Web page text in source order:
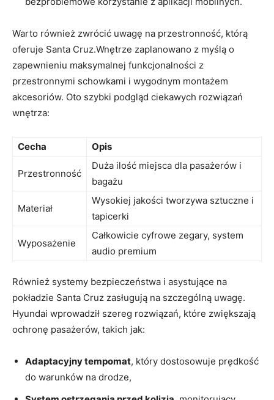
Warto również zwrócić uwagę na przestronność, ⁤którą
oferuje Santa Cruz.Wnętrze zaplanowano z ‌myślą o
zapewnieniu maksymalnej⁣ funkcjonalności z
przestronnymi ⁢schowkami i wygodnym montażem
akcesoriów. Oto szybki ⁣podgląd ciekawych rozwiązań
wnętrza:
Cecha Opis
Przestronność
Duża ​ilość​ miejsca dla pasażerów i
bagażu
Materiał
Wysokiej ⁢jakości tworzywa sztuczne ⁤i‌
tapicerki
Wyposażenie
Całkowicie cyfrowe zegary, system
audio premium
Również systemy bezpieczeństwa i asystujące ‌na
pokładzie Santa⁤ Cruz zasługują na szczególną uwagę.
Hyundai wprowadził szereg rozwiązań, które ⁢zwiększają​
ochronę pasażerów,⁢ takich jak:
Adaptacyjny tempomat, który dostosowuje prędkość
do warunków na drodze,